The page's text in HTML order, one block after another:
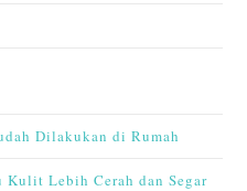
Dilakukan di Rumah
Kulit Lebih Cerah dan Segar